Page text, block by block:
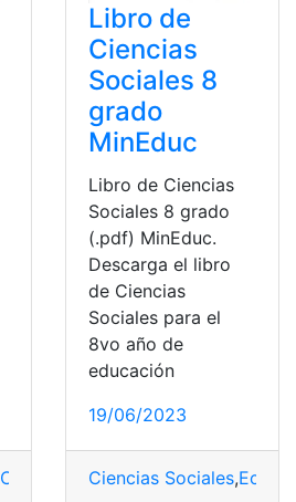
Ciencias Sociales,Libro,Libro
Libro de
Ciencias
Sociales 8
grado
MinEduc
Libro de Ciencias
Sociales 8 grado
(.pdf) MinEduc.
Descarga el libro
de Ciencias
Sociales para el
8vo año de
educación
19/06/2023
Ciencias Sociales,